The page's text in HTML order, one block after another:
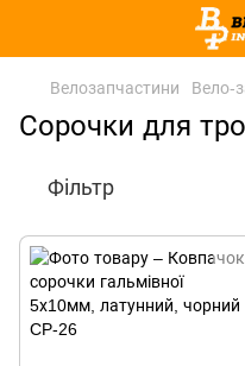
Велозапчастини Вело-
Сорочки для
Фільтр